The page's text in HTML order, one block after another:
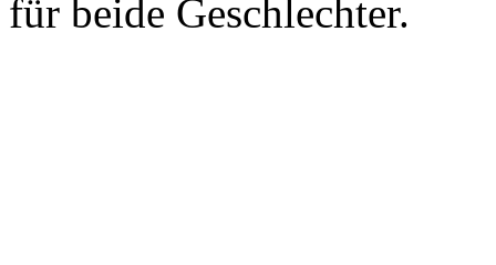
für beide Geschlechter.